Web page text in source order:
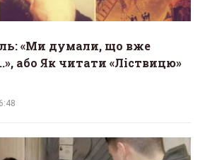
«Ми думали, що вже
або Як читати «Ліствицю»